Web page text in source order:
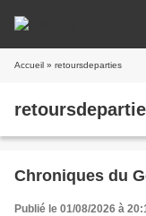
Accueil » retoursdeparties
Chroniques du
Publié le 01/08/2026 à